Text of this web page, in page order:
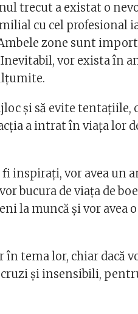
trecut a existat o
cu cel profesional
zone sunt
vor exista în
și să evite tentaţiile,
a intrat în viața lor
inspiraţi, vor avea un
bucura de viaţa de
la muncă şi vor avea o
tema lor, chiar dacă
și insensibili,